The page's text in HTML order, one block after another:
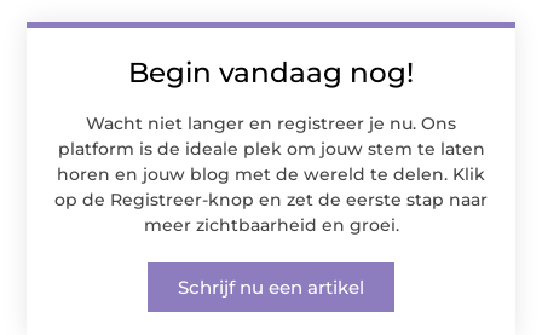
Begin vandaag nog!
Wacht niet langer en registreer je nu. Ons
platform is de ideale plek om jouw stem te laten
horen en jouw blog met de wereld te delen. Klik
op de Registreer-knop en zet de eerste stap naar
meer zichtbaarheid en groei.
Schrijf nu een artikel